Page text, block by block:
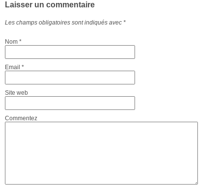
Laisser un commentaire
Les champs obligatoires sont indiqués avec *
Nom *
Email *
Site web
Commentez